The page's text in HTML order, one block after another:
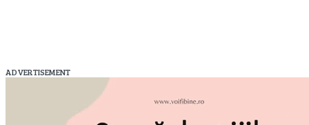
ADVERTISEMENT